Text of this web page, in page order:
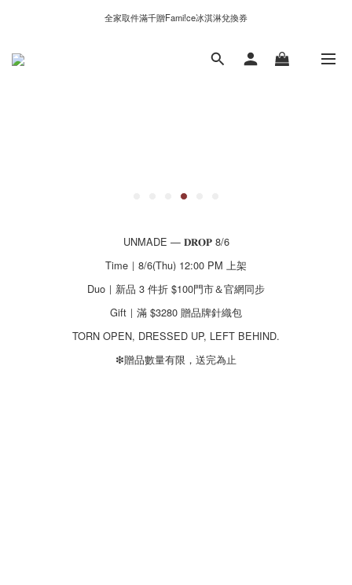
新自製款系列首批限時優惠｜單件95折，任兩件9折
全家取件滿千贈Fami!ce冰淇淋兌換券
新自製款系列首批限時優惠｜單件95折，任兩件9折
UNMADE — 𝐃𝐑𝐎𝐏 8/6
Time｜8/6(Thu) 12:00 PM 上架
Duo｜新品 3 件折 $100門市＆官網同步
Gift｜滿 $3280 贈品牌針織包
TORN OPEN, DRESSED UP, LEFT BEHIND.
❇贈品數量有限，送完為止